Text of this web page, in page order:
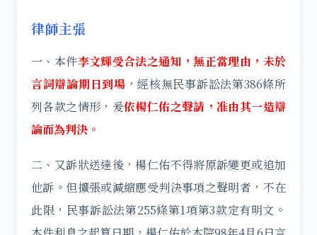
律師主張
一、本件李文輝受合法之通知，無正當理由，未於
言詞辯論期日到場 ，經核無民事訴訟法第386條所
列各款之情形，爰依楊仁佑之聲請，准由其一造辯
論而為判決。
二、又訴狀送達後，楊仁佑不得將原訴變更或追加
他訴。但擴張或減縮應受判決事項之聲明者，不在
此限，民事訴訟法第255條第1項第3款定有明文。